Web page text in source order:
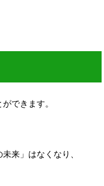
できます。
来」はなくなり、